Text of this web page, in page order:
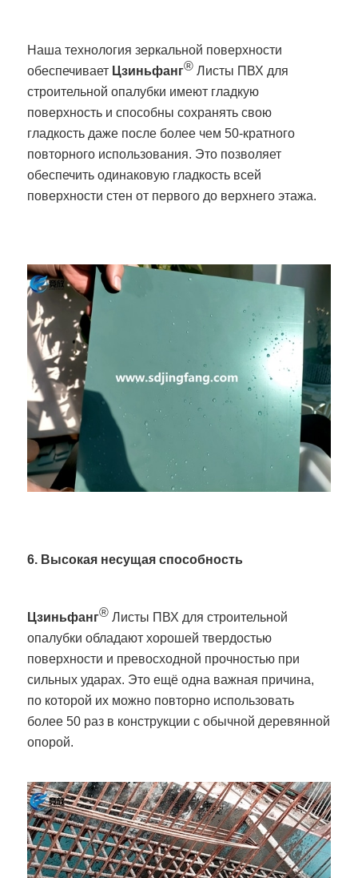
Наша технология зеркальной поверхности
обеспечивает Цзиньфанг® Листы ПВХ для
строительной опалубки имеют гладкую
поверхность и способны сохранять свою
гладкость даже после более чем 50-кратного
повторного использования. Это позволяет
обеспечить одинаковую гладкость всей
поверхности стен от первого до верхнего этажа.
6. Высокая несущая способность
Цзиньфанг® Листы ПВХ для строительной
опалубки обладают хорошей твердостью
поверхности и превосходной прочностью при
сильных ударах. Это ещё одна важная причина,
по которой их можно повторно использовать
более 50 раз в конструкции с обычной деревянной
опорой.